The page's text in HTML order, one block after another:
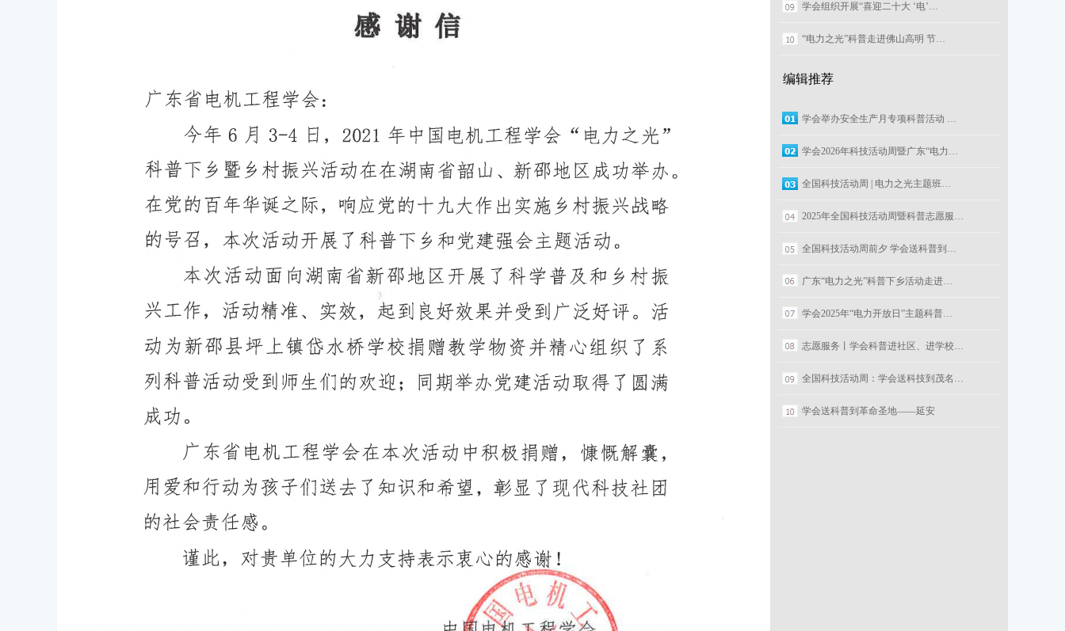
学会组织开展“喜迎二十大 ‘电’…
“电力之光”科普走进佛山高明 节…
编辑推荐
学会举办安全生产月专项科普活动 …
学会2026年科技活动周暨广东“电力…
全国科技活动周 | 电力之光主题班…
2025年全国科技活动周暨科普志愿服…
全国科技活动周前夕 学会送科普到…
广东“电力之光”科普下乡活动走进…
学会2025年“电力开放日”主题科普…
志愿服务丨学会科普进社区、进学校…
全国科技活动周：学会送科技到茂名…
学会送科普到革命圣地——延安